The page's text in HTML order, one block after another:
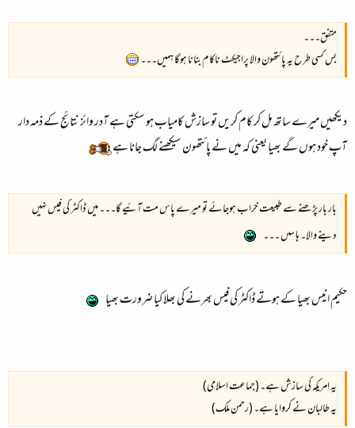
متفق۔۔۔
بس کسی طرح یہ پائتھون والا پراجیکٹ ناکام بنانا ہوگا ہمیں۔۔۔
دیکھیں میرے ساتھ مل کر کام کریں تو سازش کامیاب ہو سکتی ہے آدر وائز نتائج کے ذمہ دار
آپ خود ہوں گے بھیا یعنی کہ میں نے پائتھون سیکھنے لگ جانا ہے
بار بار پڑھنے سے طبیعت خراب ہوجائے تو میرے پاس مت آئیے گا۔۔۔ میں ڈاکٹر کی فیس نہیں
دینے والا۔ ہاںںںں ۔۔۔
حکیم انیس بھیا کے ہوتے ڈاکٹر کی فیس بھرنے کی بھلا کیا ضرورت بھیا
یہ امریکہ کی سازش ہے۔ (جماعت اسلامی)
یہ طالبان نے کروایا ہے۔ (رحمن ملک)